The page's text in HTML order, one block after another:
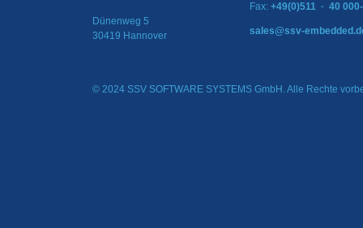
Dünenweg 5
30419 Hannover
Fax: +49(0)511 · 40
sales@ssv-
© 2024 SSV SOFTWARE SYSTEMS GmbH. Alle Rechte